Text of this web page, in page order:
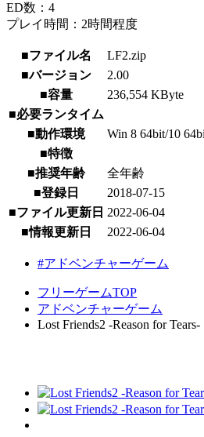
ED数：4
プレイ時間：2時間程度
■ファイル名
LF2.zip
■バージョン
2.00
■容量
236,554 KByte
■必要ランタイム
■動作環境
Win 8 64bit/10
■特徴
■推奨年齢
全年齢
■登録日
2018-07-15
■ファイル更新日 2022-06-04
■情報更新日
2022-06-04
#アドベンチャーゲーム
フリーゲームTOP
アドベンチャーゲーム
Lost Friends2 -Reason for